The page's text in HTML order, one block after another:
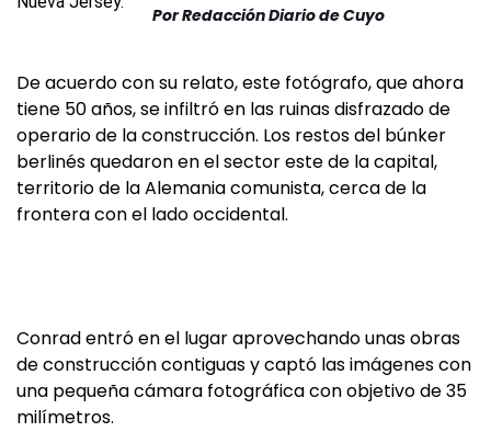
PorRedacción Diario de Cuyo
De acuerdo con su relato, este fotógrafo, que ahora
tiene 50 años, se infiltró en las ruinas disfrazado de
operario de la construcción. Los restos del búnker
berlinés quedaron en el sector este de la capital,
territorio de la Alemania comunista, cerca de la
frontera con el lado occidental.
Conrad entró en el lugar aprovechando unas obras
de construcción contiguas y captó las imágenes con
una pequeña cámara fotográfica con objetivo de 35
milímetros.